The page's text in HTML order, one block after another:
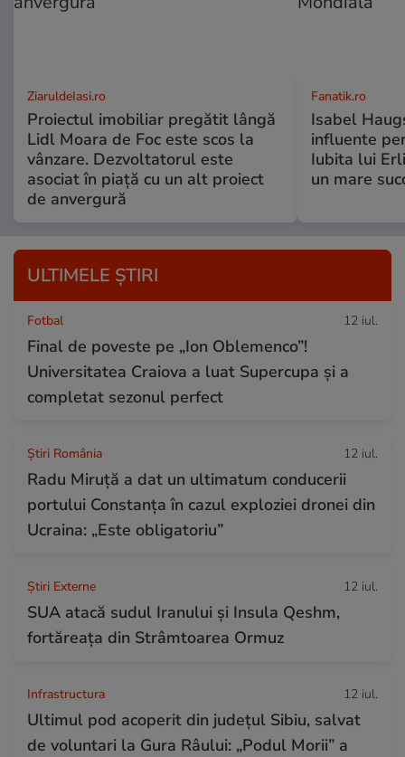
ZiaruldeIasi.ro
Proiectul imobiliar pregătit lângă
Lidl Moara de Foc este scos la
vânzare. Dezvoltatorul este
asociat în piață cu un alt proiect
de anvergură
Fanatik.ro
Isabel
influente
Iubita lui
un mare
ULTIMELE ȘTIRI
Fotbal 12 iul.
Final de poveste pe „Ion Oblemenco”!
Universitatea Craiova a luat Supercupa și a
completat sezonul perfect
Știri România 12 iul.
Radu Miruță a dat un ultimatum conducerii
portului Constanța în cazul exploziei dronei din
Ucraina: „Este obligatoriu”
Știri Externe 12 iul.
SUA atacă sudul Iranului și Insula Qeshm,
fortăreața din Strâmtoarea Ormuz
Infrastructura 12 iul.
Ultimul pod acoperit din județul Sibiu, salvat
de voluntari la Gura Râului: „Podul Morii” a